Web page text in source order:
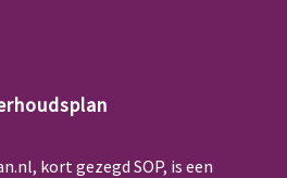
kort gezegd SOP, is een